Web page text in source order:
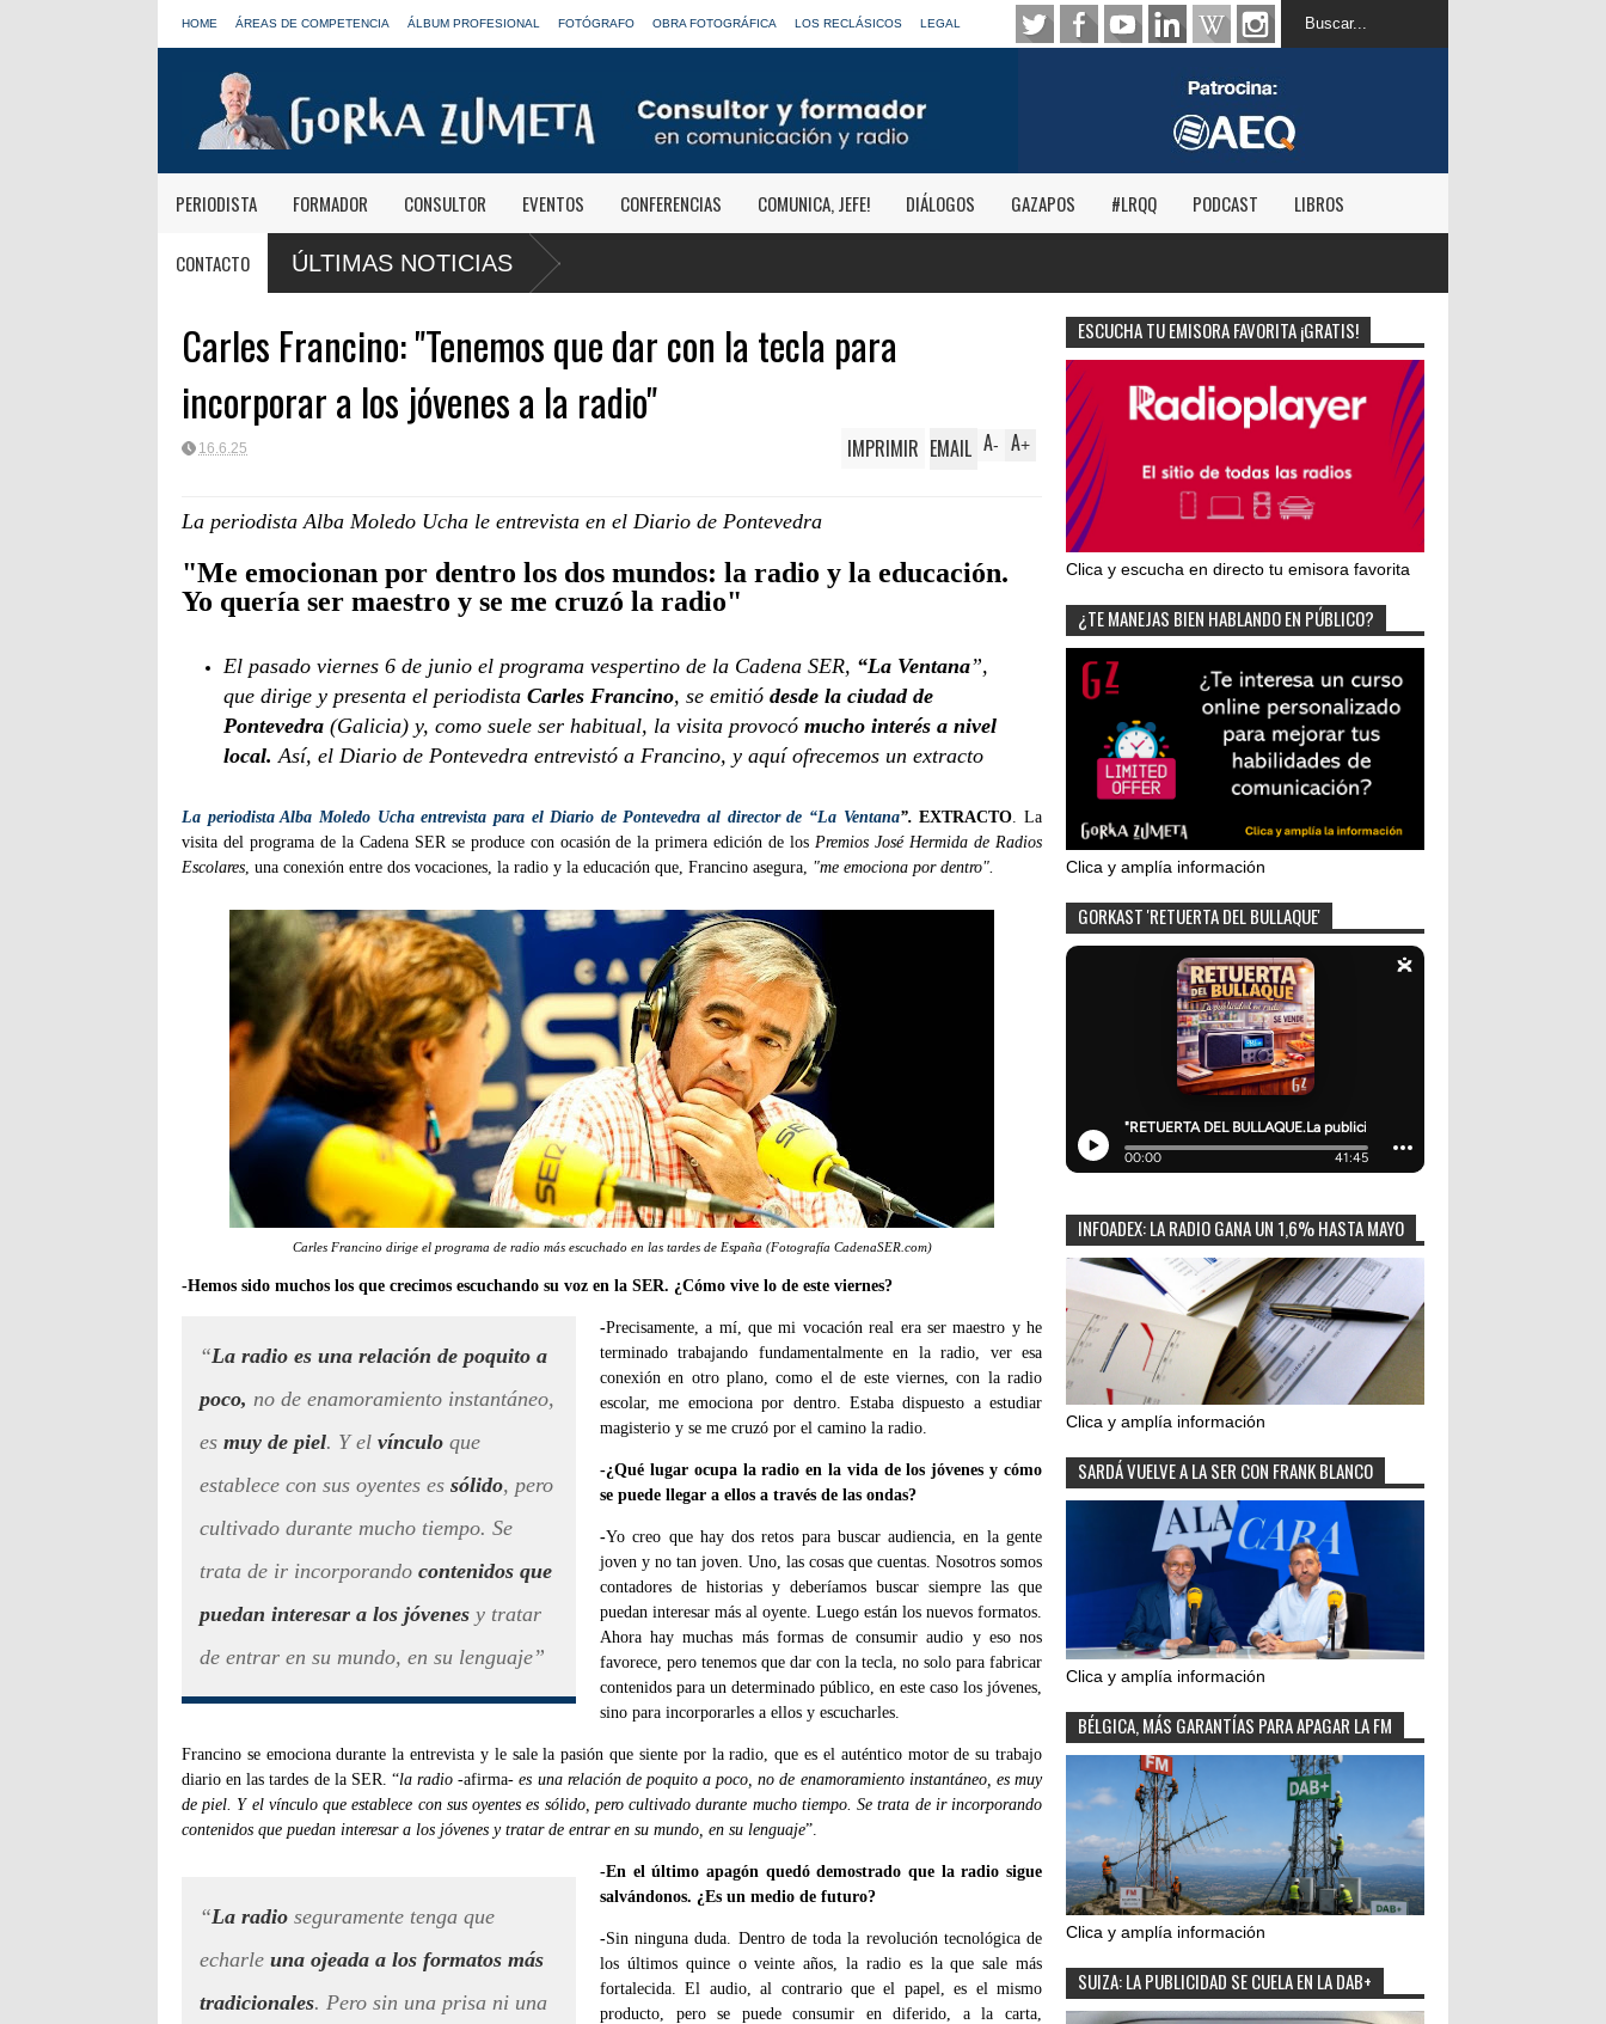
HOME ÁREAS DE COMPETENCIA ÁLBUM PROFESIONAL FOTÓGRAFO OBRA FOTOGRÁFICA LOS RECLÁSICOS LEGAL
PERIODISTA FORMADOR CONSULTOR EVENTOS CONFERENCIAS COMUNICA, JEFE! DIÁLOGOS GAZAPOS #LRQQ PODCAST LIBROS
CONTACTO ÚLTIMAS NOTICIAS
Paco Aura, nuevo presidente de
Carles Francino: "Tenemos que dar con la tecla para
incorporar a los jóvenes a la radio"
16.6.25 A+
A-
IMPRIMIR EMAIL
La periodista Alba Moledo Ucha le entrevista en el Diario de Pontevedra
"Me emocionan por dentro los dos mundos: la radio y la educación.
Yo quería ser maestro y se me cruzó la radio"
El pasado viernes 6 de junio el programa vespertino de la Cadena SER, “La Ventana”,
que dirige y presenta el periodista Carles Francino, se emitió desde la ciudad de
Pontevedra (Galicia) y, como suele ser habitual, la visita provocó mucho interés a nivel
local. Así, el Diario de Pontevedra entrevistó a Francino, y aquí ofrecemos un extracto
La periodista Alba Moledo Ucha entrevista para el Diario de Pontevedra al director de “La Ventana”. EXTRACTO . La
visita del programa de la Cadena SER se produce con ocasión de la primera edición de los Premios José Hermida de Radios
Escolares , una conexión entre dos vocaciones, la radio y la educación que, Francino asegura, "me emociona por dentro".
Carles Francino dirige el programa de radio más escuchado en las tardes de España (Fotografía CadenaSER.com)
-Hemos sido muchos los que crecimos escuchando su voz en la SER. ¿Cómo vive lo de este viernes?
“La radio es una relación de poquito a
poco, no de enamoramiento instantáneo,
es muy de piel. Y el vínculo que
establece con sus oyentes es sólido, pero
cultivado durante mucho tiempo. Se
trata de ir incorporando contenidos que
puedan interesar a los jóvenes y tratar
de entrar en su mundo, en su lenguaje”
-Precisamente, a mí, que mi vocación real era ser maestro y he
terminado trabajando fundamentalmente en la radio, ver esa
conexión en otro plano, como el de este viernes, con la radio
escolar, me emociona por dentro. Estaba dispuesto a estudiar
magisterio y se me cruzó por el camino la radio.
-¿Qué lugar ocupa la radio en la vida de los jóvenes y cómo
se puede llegar a ellos a través de las ondas?
-Yo creo que hay dos retos para buscar audiencia, en la gente
joven y no tan joven. Uno, las cosas que cuentas. Nosotros somos
contadores de historias y deberíamos buscar siempre las que
puedan interesar más al oyente. Luego están los nuevos formatos.
Ahora hay muchas más formas de consumir audio y eso nos
favorece, pero tenemos que dar con la tecla, no solo para fabricar
contenidos para un determinado público, en este caso los jóvenes,
sino para incorporarles a ellos y escucharles.
Francino se emociona durante la entrevista y le sale la pasión que siente por la radio, que es el auténtico motor de su trabajo
diario en las tardes de la SER. “la radio -afirma-es una relación de poquito a poco, no de enamoramiento instantáneo, es muy
de piel. Y el vínculo que establece con sus oyentes es sólido, pero cultivado durante mucho tiempo. Se trata de ir incorporando
contenidos que puedan interesar a los jóvenes y tratar de entrar en su mundo, en su lenguaje”.
“La radio seguramente tenga que
echarle una ojeada a los formatos más
tradicionales. Pero sin una prisa ni una
-En el último apagón quedó demostrado que la radio sigue
salvándonos. ¿Es un medio de futuro?
-Sin ninguna duda. Dentro de toda la revolución tecnológica de
los últimos quince o veinte años, la radio es la que sale más
fortalecida. El audio, al contrario que el papel, es el mismo
producto, pero se puede consumir en diferido, a la carta,
ESCUCHA TU EMISORA FAVORITA ¡GRATIS!
Clica y escucha en directo tu emisora favorita
¿TE MANEJAS BIEN HABLANDO EN PÚBLICO?
Clica y amplía información
GORKAST 'RETUERTA DEL BULLAQUE'
INFOADEX: LA RADIO GANA UN 1,6% HASTA MAYO
Clica y amplía información
SARDÁ VUELVE A LA SER CON FRANK BLANCO
Clica y amplía información
BÉLGICA, MÁS GARANTÍAS PARA APAGAR LA FM
Clica y amplía información
SUIZA: LA PUBLICIDAD SE CUELA EN LA DAB+